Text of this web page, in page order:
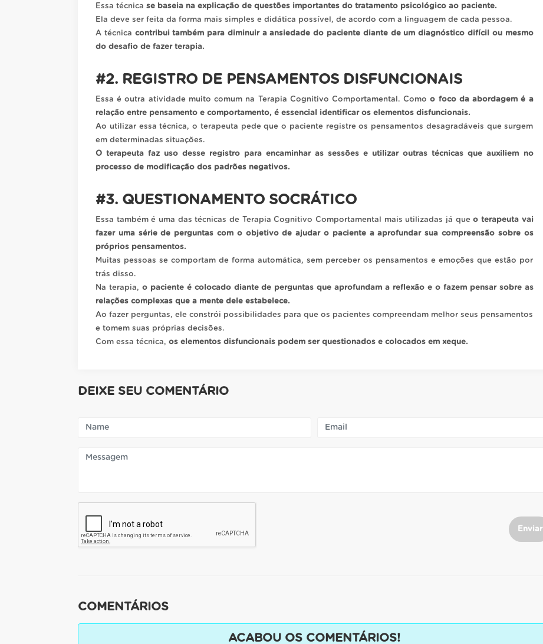
Essa técnica se baseia na explicação de questões importantes do tratamento psicológico ao paciente.
Ela deve ser feita da forma mais simples e didática possível, de acordo com a linguagem de cada pessoa.
A técnica contribui também para diminuir a ansiedade do paciente diante de um diagnóstico difícil ou mesmo
do desafio de fazer terapia.
#2. REGISTRO DE PENSAMENTOS DISFUNCIONAIS
Essa é outra atividade muito comum na Terapia Cognitivo Comportamental. Como o foco da abordagem é a
relação entre pensamento e comportamento, é essencial identificar os elementos disfuncionais.
Ao utilizar essa técnica, o terapeuta pede que o paciente registre os pensamentos desagradáveis que surgem
em determinadas situações.
O terapeuta faz uso desse registro para encaminhar as sessões e utilizar outras técnicas que auxiliem no
processo de modificação dos padrões negativos.
#3. QUESTIONAMENTO SOCRÁTICO
Essa também é uma das técnicas de Terapia Cognitivo Comportamental mais utilizadas já queo terapeuta vai
fazer uma série de perguntas com o objetivo de ajudar o paciente a aprofundar sua compreensão sobre os
próprios pensamentos.
Muitas pessoas se comportam de forma automática, sem perceber os pensamentos e emoções que estão por
trás disso.
Na terapia, o paciente é colocado diante de perguntas que aprofundam a reflexão e o fazem pensar sobre as
relações complexas que a mente dele estabelece.
Ao fazer perguntas, ele constrói possibilidades para que os pacientes compreendam melhor seus pensamentos
e tomem suas próprias decisões.
Com essa técnica, os elementos disfuncionais podem ser questionados e colocados em xeque.
DEIXE SEU COMENTÁRIO
Enviar
COMENTÁRIOS
ACABOU OS COMENTÁRIOS!